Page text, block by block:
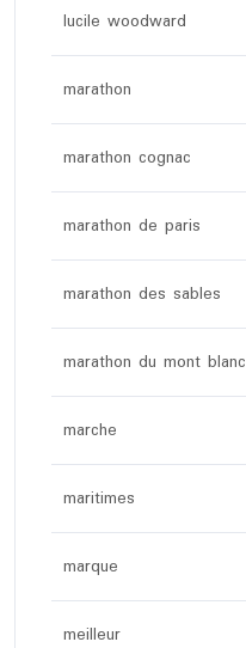
lucile woodward
marathon
marathon cognac
marathon de paris
marathon des sables
marathon du mont blanc
marche
maritimes
marque
meilleur